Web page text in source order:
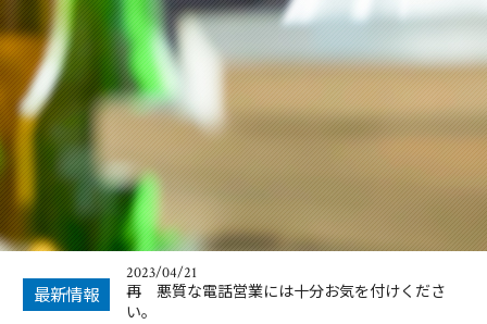
最新情報
空き家のお片付けはお任せ下さい
2024/12/22
年末年始のお知らせ
2023/04/21
再 悪質な電話営業には十分お気を付けくださ
い。